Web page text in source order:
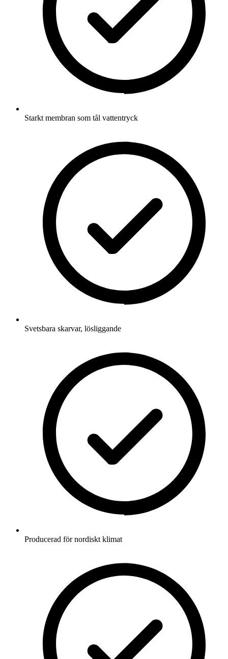
Starkt membran som tål vattentryck
Svetsbara skarvar, lösliggande
Producerad för nordiskt klimat